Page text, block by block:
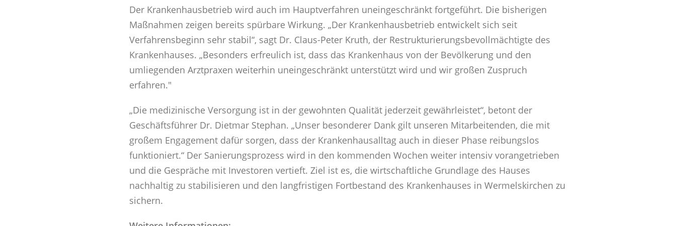
Der Krankenhausbetrieb wird auch im Hauptverfahren uneingeschränkt fortgeführt. Die bisherigen
Maßnahmen zeigen bereits spürbare Wirkung. „Der Krankenhausbetrieb entwickelt sich seit
Verfahrensbeginn sehr stabil“, sagt Dr. Claus-Peter Kruth, der Restrukturierungsbevollmächtigte des
Krankenhauses. „Besonders erfreulich ist, dass das Krankenhaus von der Bevölkerung und den
umliegenden Arztpraxen weiterhin uneingeschränkt unterstützt wird und wir großen Zuspruch
erfahren."
„Die medizinische Versorgung ist in der gewohnten Qualität jederzeit gewährleistet“, betont der
Geschäftsführer Dr. Dietmar Stephan. „Unser besonderer Dank gilt unseren Mitarbeitenden, die mit
großem Engagement dafür sorgen, dass der Krankenhausalltag auch in dieser Phase reibungslos
funktioniert.“ Der Sanierungsprozess wird in den kommenden Wochen weiter intensiv vorangetrieben
und die Gespräche mit Investoren vertieft. Ziel ist es, die wirtschaftliche Grundlage des Hauses
nachhaltig zu stabilisieren und den langfristigen Fortbestand des Krankenhauses in Wermelskirchen zu
sichern.